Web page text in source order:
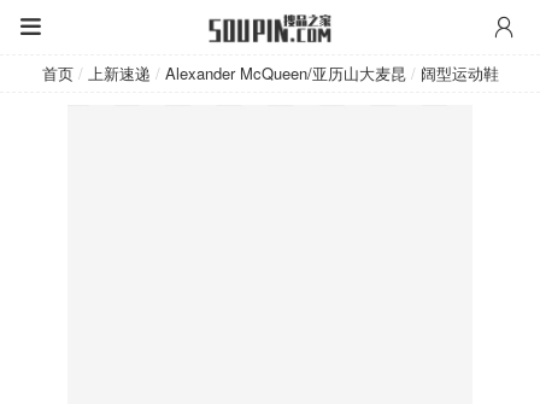
首页 / 上新速递 / Alexander McQueen/亚历山大麦昆 /阔型运动鞋
Alexander McQueen/亚历山大麦昆